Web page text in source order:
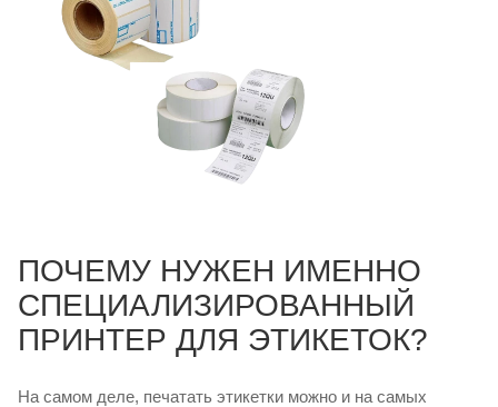
ПОЧЕМУ НУЖЕН ИМЕННО
СПЕЦИАЛИЗИРОВАННЫЙ
ПРИНТЕР ДЛЯ ЭТИКЕТОК?
На самом деле, печатать этикетки можно и на самых